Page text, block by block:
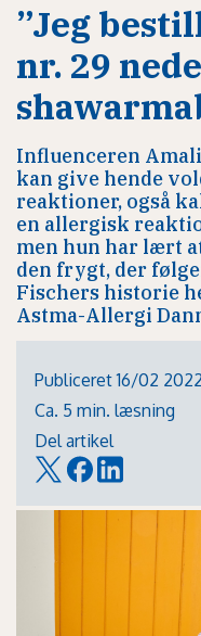
”Jeg
nr. 29
Influenceren
kan give hende
reaktioner, også
en allergisk
men hun har lært
den frygt, der
Fischers historie
Astma-Allergi
Publiceret 16/02 2022
Ca. 5 min. læsning
Del artikel